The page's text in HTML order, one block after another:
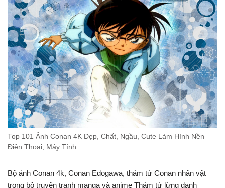
Top 101 Ảnh Conan 4K Đẹp, Chất, Ngầu, Cute Làm Hình Nền
Điện Thoại, Máy Tính
Bộ ảnh Conan 4k, Conan Edogawa, thám tử Conan nhân vật
trong bộ truyện tranh manga và anime Thám tử lừng danh